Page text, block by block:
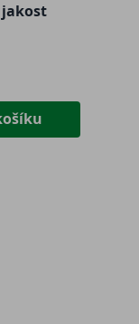
jakost